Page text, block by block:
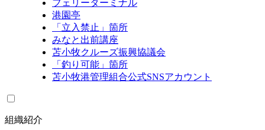
フェリーターミナル
港園亭
「立入禁止」箇所
みなと出前講座
苫小牧クルーズ振興協議会
「釣り可能」箇所
苫小牧港管理組合公式SNSアカウント
組織紹介